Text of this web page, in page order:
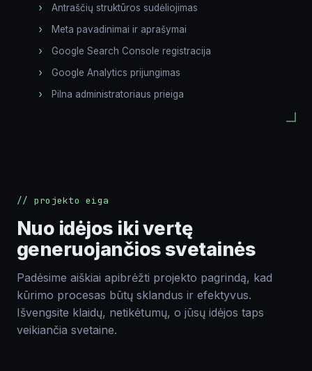
Siųsti
Antraščių struktūros sudėliojimas
Meta pavadinimai ir aprašymai
Google Search Console registracija
Google Analytics prijungimas
Pilna administratoriaus prieiga
// projekto eiga
Nuo idėjos iki vertę
generuojančios svetainės
Padėsime aiškiai apibrėžti projekto pagrindą, kad
kūrimo procesas būtų sklandus ir efektyvus.
Išvengsite klaidų, netikėtumų, o jūsų idėjos taps
veikiančia svetaine.